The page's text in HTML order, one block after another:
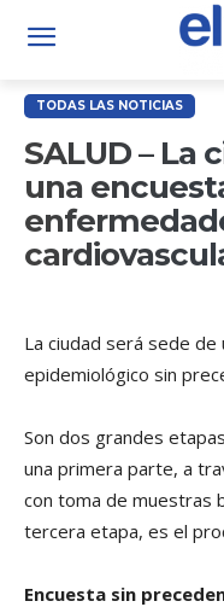
TODAS LAS NOTICIAS
SALUD – La
una
La ciudad será sede
epidemiológico sin
Son dos grandes
una primera parte, a
con toma de muestras
tercera etapa, es el
Encuesta sin